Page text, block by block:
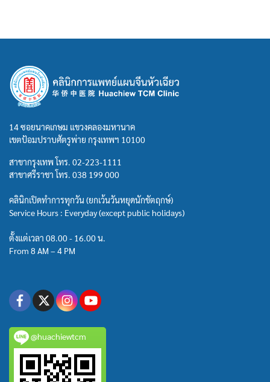
14 ซอยนาคเกษม แขวงคลองมหานาค
เขตป้อมปราบศัตรูพ่าย กรุงเทพฯ 10100
สาขากรุงเทพ โทร. 02-223-1111
สาขาศรีราชา โทร. 038 199 000
คลินิกเปิดทำการทุกวัน (ยกเว้นวันหยุดนักขัตฤกษ์)
Service Hours : Everyday (except public holidays)
ตั้งแต่เวลา 08.00 - 16.00 น.
From 8 AM – 4 PM
@huachiewtcm